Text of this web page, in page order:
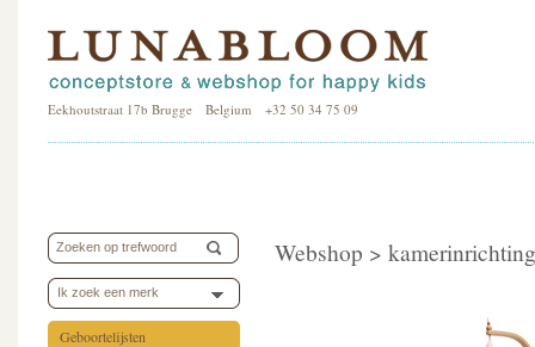
Eekhoutstraat 17b Brugge Belgium +32 50 34 75 09
Ik zoek een merk
Geboortelijsten
Webshop > kamerinrichting